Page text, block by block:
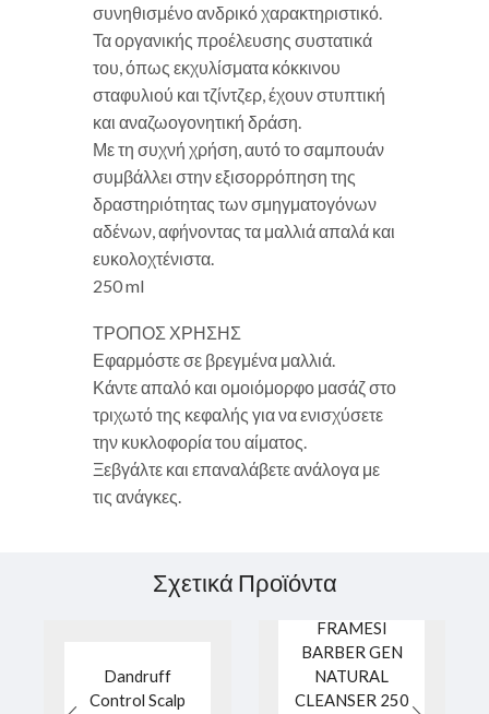
συνηθισμένο ανδρικό χαρακτηριστικό.
Τα οργανικής προέλευσης συστατικά
του, όπως εκχυλίσματα κόκκινου
σταφυλιού και τζίντζερ, έχουν στυπτική
και αναζωογονητική δράση.
Με τη συχνή χρήση, αυτό το σαμπουάν
συμβάλλει στην εξισορρόπηση της
δραστηριότητας των σμηγματογόνων
αδένων, αφήνοντας τα μαλλιά απαλά και
ευκολοχτένιστα.
250 ml
ΤΡΟΠΟΣ ΧΡΗΣΗΣ
Εφαρμόστε σε βρεγμένα μαλλιά.
Κάντε απαλό και ομοιόμορφο μασάζ στο
τριχωτό της κεφαλής για να ενισχύσετε
την κυκλοφορία του αίματος.
Ξεβγάλτε και επαναλάβετε ανάλογα με
τις ανάγκες.
Σχετικά Προϊόντα
Dandruff
Control Scalp
HAIR AND
FRAMESI
BARBER GEN
NATURAL
CLEANSER 250